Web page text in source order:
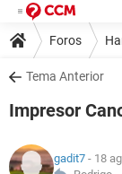
Foros
Tema Anterior
Impresor
gadit7 - 18